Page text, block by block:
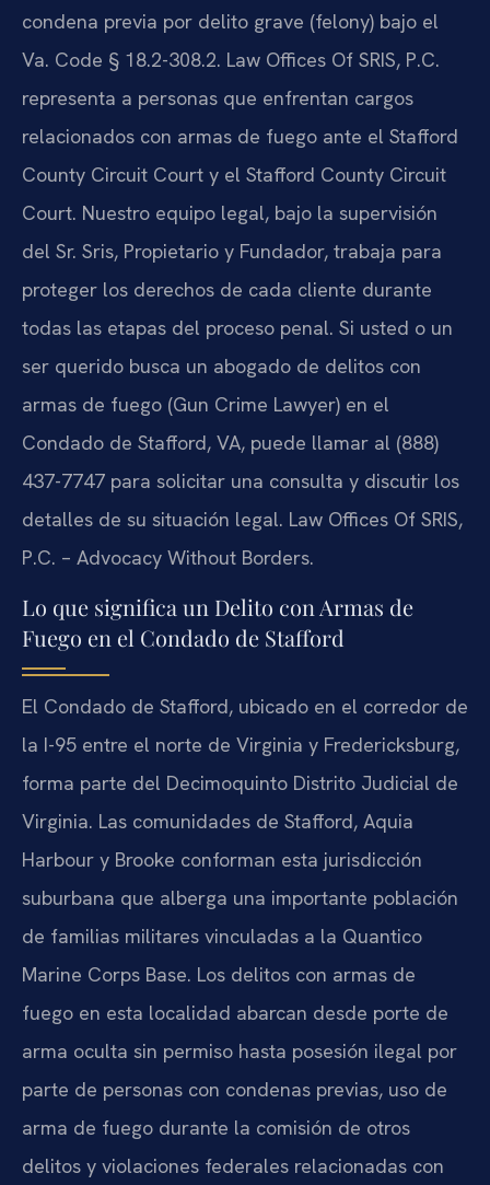
condena previa por delito grave (felony) bajo el
Va. Code § 18.2-308.2. Law Offices Of SRIS, P.C.
representa a personas que enfrentan cargos
relacionados con armas de fuego ante el Stafford
County Circuit Court y el Stafford County Circuit
Court. Nuestro equipo legal, bajo la supervisión
del Sr. Sris, Propietario y Fundador, trabaja para
proteger los derechos de cada cliente durante
todas las etapas del proceso penal. Si usted o un
ser querido busca un abogado de delitos con
armas de fuego (Gun Crime Lawyer) en el
Condado de Stafford, VA, puede llamar al (888)
437-7747 para solicitar una consulta y discutir los
detalles de su situación legal. Law Offices Of SRIS,
P.C. – Advocacy Without Borders.
Lo que significa un Delito con Armas de
Fuego en el Condado de Stafford
El Condado de Stafford, ubicado en el corredor de
la I-95 entre el norte de Virginia y Fredericksburg,
forma parte del Decimoquinto Distrito Judicial de
Virginia. Las comunidades de Stafford, Aquia
Harbour y Brooke conforman esta jurisdicción
suburbana que alberga una importante población
de familias militares vinculadas a la Quantico
Marine Corps Base. Los delitos con armas de
fuego en esta localidad abarcan desde porte de
arma oculta sin permiso hasta posesión ilegal por
parte de personas con condenas previas, uso de
arma de fuego durante la comisión de otros
delitos y violaciones federales relacionadas con